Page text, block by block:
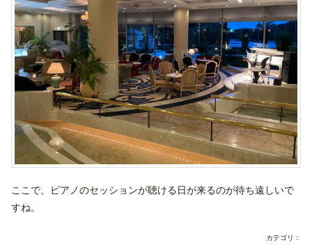
ここで、ピアノのセッションが聴ける日が来るのが待ち遠しいで
すね。
カテゴリ：